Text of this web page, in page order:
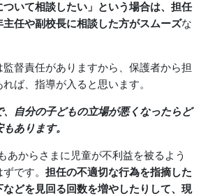
いて相談したい」という場合は、担任
任や副校長に相談した方がスムーズな
督責任がありますから、保護者から担
ば、指導が入ると思います。
自分の子どもの立場が悪くなったらど
あります。
あからさまに児童が不利益を被るよう
です。 担任の不適切な行為を指摘した
どを見回る回数を増やしたりして、現